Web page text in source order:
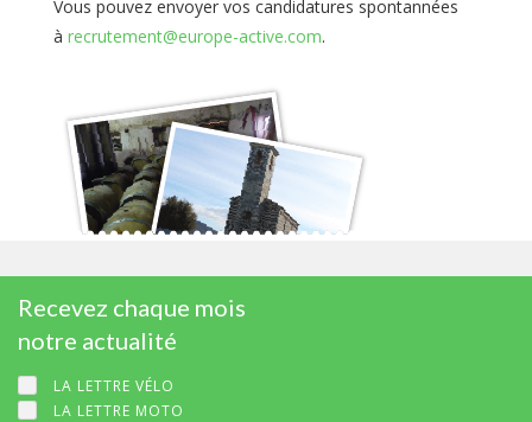
Vous pouvez envoyer vos candidatures spontannées
à recrutement@europe-active.com.
Recevez chaque mois
notre actualité
LA LETTRE VÉLO
LA LETTRE MOTO